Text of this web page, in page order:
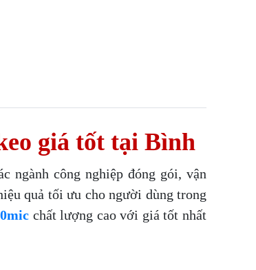
giá tốt tại Bình
ngành công nghiệp đóng gói, vận
quả tối ưu cho người dùng trong
chất lượng cao với giá tốt nhất